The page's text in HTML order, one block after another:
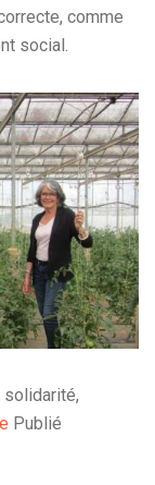
comme
social.
solidarité,
Publié